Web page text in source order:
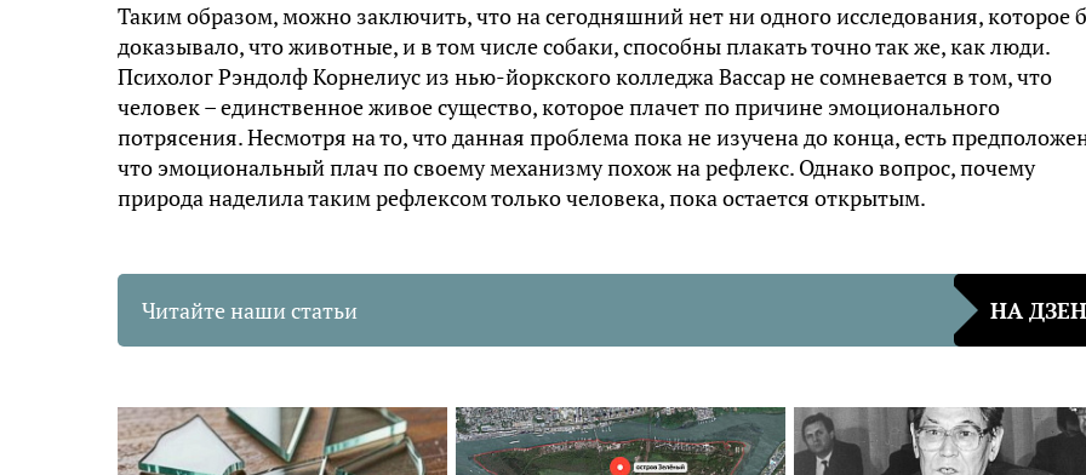
Таким образом, можно заключить, что на сегодняшний нет ни одного исследования, которое
доказывало, что животные, и в том числе собаки, способны плакать точно так же, как люди.
Психолог Рэндолф Корнелиус из нью-йоркского колледжа Вассар не сомневается в том, что
человек – единственное живое существо, которое плачет по причине эмоционального
потрясения. Несмотря на то, что данная проблема пока не изучена до конца, есть
что эмоциональный плач по своему механизму похож на рефлекс. Однако вопрос, почему
природа наделила таким рефлексом только человека, пока остается открытым.
Читайте наши статьи НА ДЗЕН